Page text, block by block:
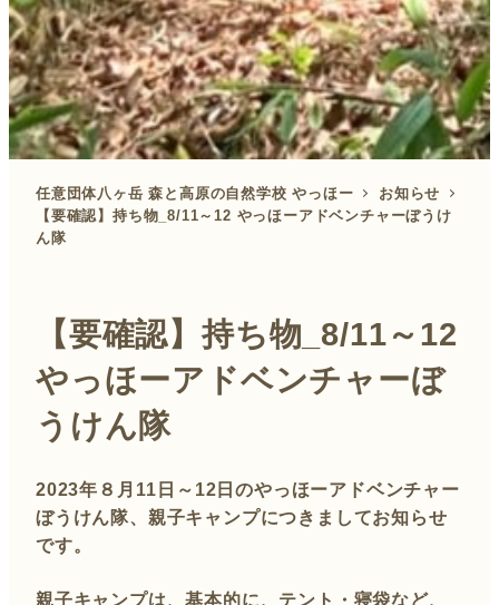
任意団体八ヶ岳 森と高原の自然学校 やっほー
お知らせ
【要確認】持ち物_8/11～12 やっほーアドベンチャーぼうけ
ん隊
【要確認】持ち物_8/11～12
やっほーアドベンチャーぼ
うけん隊
2023年８月11日～12日のやっほーアドベンチャー
ぼうけん隊、親子キャンプにつきましてお知らせ
です。
親子キャンプは、基本的に、テント・寝袋など、